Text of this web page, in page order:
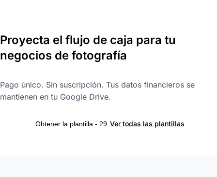
Proyecta el flujo de caja para tu
negocios de fotografía
Pago único. Sin suscripción. Tus datos financieros se
mantienen en tu Google Drive.
Obtener la plantilla - 29 Ver todas las plantillas